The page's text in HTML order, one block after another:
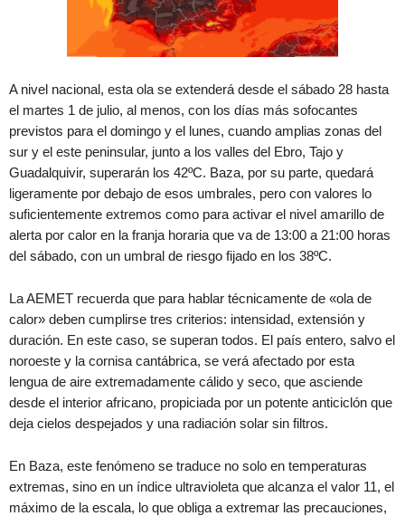
A nivel nacional, esta ola se extenderá desde el sábado 28 hasta
el martes 1 de julio, al menos, con los días más sofocantes
previstos para el domingo y el lunes, cuando amplias zonas del
sur y el este peninsular, junto a los valles del Ebro, Tajo y
Guadalquivir, superarán los 42ºC. Baza, por su parte, quedará
ligeramente por debajo de esos umbrales, pero con valores lo
suficientemente extremos como para activar el nivel amarillo de
alerta por calor en la franja horaria que va de 13:00 a 21:00 horas
del sábado, con un umbral de riesgo fijado en los 38ºC.
La AEMET recuerda que para hablar técnicamente de «ola de
calor» deben cumplirse tres criterios: intensidad, extensión y
duración. En este caso, se superan todos. El país entero, salvo el
noroeste y la cornisa cantábrica, se verá afectado por esta
lengua de aire extremadamente cálido y seco, que asciende
desde el interior africano, propiciada por un potente anticiclón que
deja cielos despejados y una radiación solar sin filtros.
En Baza, este fenómeno se traduce no solo en temperaturas
extremas, sino en un índice ultravioleta que alcanza el valor 11, el
máximo de la escala, lo que obliga a extremar las precauciones,